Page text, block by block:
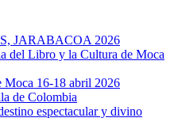
JARABACOA 2026
del Libro y la Cultura de Moca
16-18 abril 2026
de Colombia
espectacular y divino